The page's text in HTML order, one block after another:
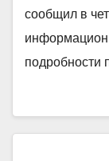
сообщил в
подробности